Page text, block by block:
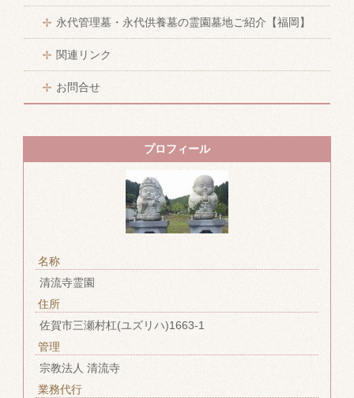
永代管理墓・永代供養墓の霊園墓地ご紹介【福岡】
関連リンク
お問合せ
プロフィール
名称
清流寺霊園
住所
佐賀市三瀬村杠(ユズリハ)1663-1
管理
宗教法人 清流寺
業務代行